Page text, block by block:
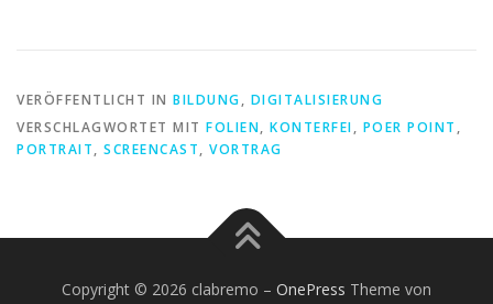
VERÖFFENTLICHT IN BILDUNG, DIGITALISIERUNG
VERSCHLAGWORTET MIT FOLIEN, KONTERFEI, POER POINT ,
PORTRAIT, SCREENCAST, VORTRAG
Copyright © 2026 clabremo – OnePress Theme von